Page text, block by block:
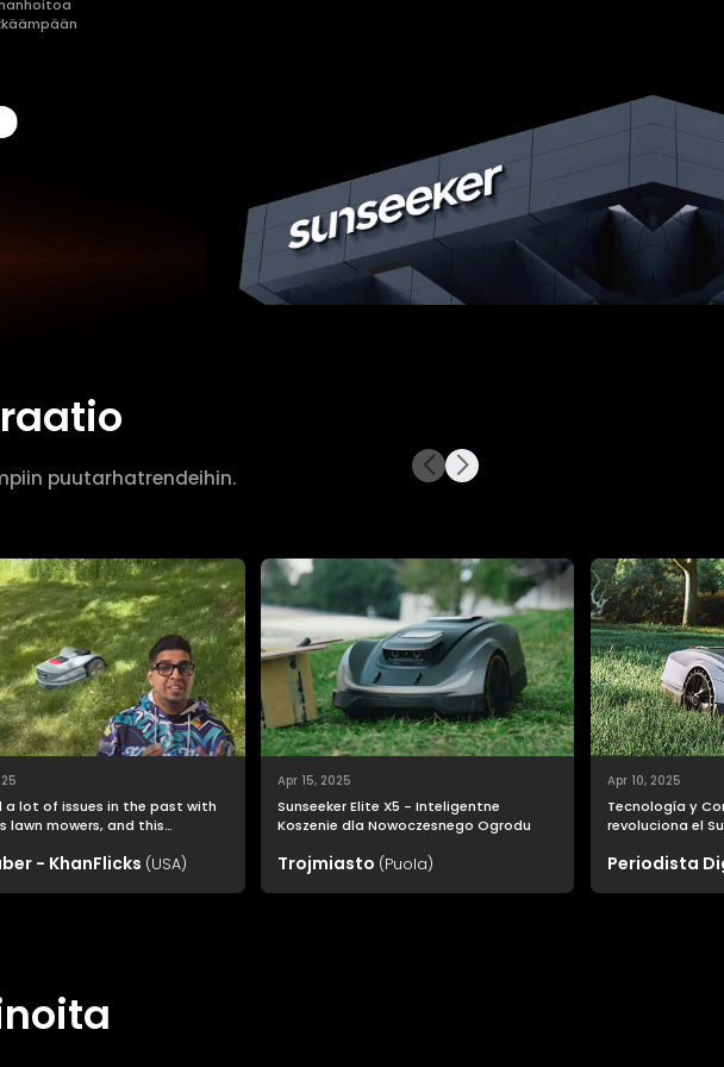
puutarhatrendeihin.
a lot of issues in the past with
mowers, and this
I imagined.
- KhanFlicks (USA)
Apr 15, 2025
Sunseeker Elite X5 - Inteligentne
Koszenie dla Nowoczesnego Ogrodu
Trojmiasto (Puola)
Apr 10, 2025
Tecnología y
revoluciona el
Periodista